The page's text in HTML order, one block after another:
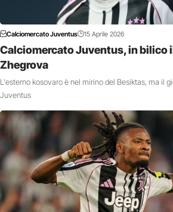
Calciomercato Juventus 15 Aprile 2026
Calciomercato Juventus, in bilico
Zhegrova
L'esterno kosovaro è nel mirino del Besiktas, ma il
Juventus